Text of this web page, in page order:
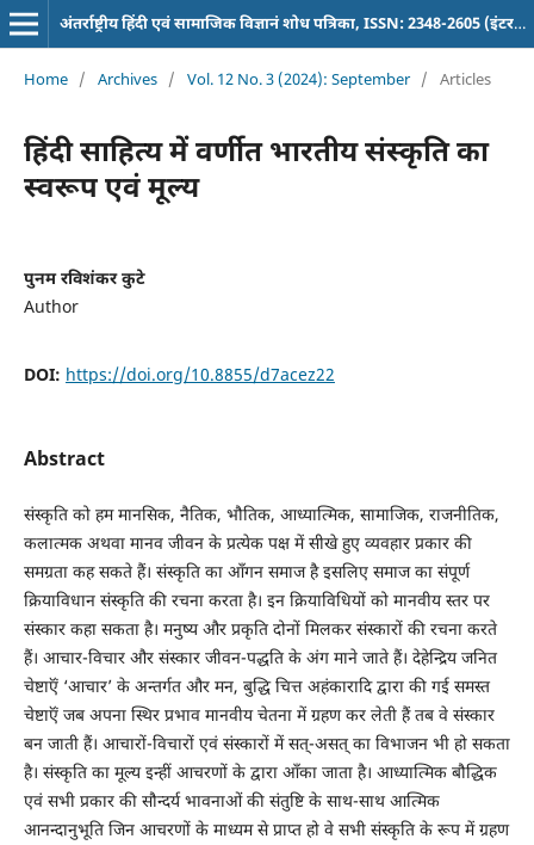
अंतर्राष्ट्रीय हिंदी एवं सामाजिक विज्ञानं शोध पत्रिका, ISSN: 2348-2605 (इंटरनेशनल पत्रिका)
Home / Archives / Vol. 12 No. 3 (2024): September / Articles
हिंदी साहित्य में वर्णीत भारतीय संस्कृति का
स्वरूप एवं मूल्य
पुनम रविशंकर कुटे
Author
DOI: https://doi.org/10.8855/d7acez22
Abstract
संस्कृति को हम मानसिक, नैतिक, भौतिक, आध्यात्मिक, सामाजिक, राजनीतिक,
कलात्मक अथवा मानव जीवन के प्रत्येक पक्ष में सीखे हुए व्यवहार प्रकार की
समग्रता कह सकते हैं। संस्कृति का आँगन समाज है इसलिए समाज का संपूर्ण
क्रियाविधान संस्कृति की रचना करता है। इन क्रियाविधियों को मानवीय स्तर पर
संस्कार कहा सकता है। मनुष्य और प्रकृति दोनों मिलकर संस्कारों की रचना करते
हैं। आचार-विचार और संस्कार जीवन-पद्धति के अंग माने जाते हैं। देहेन्द्रिय जनित
चेष्टाऍं ‘आचार’ के अन्तर्गत और मन, बुद्धि चित्त अहंकारादि द्वारा की गई समस्त
चेष्टाऍं जब अपना स्थिर प्रभाव मानवीय चेतना में ग्रहण कर लेती हैं तब वे संस्कार
बन जाती हैं। आचारों-विचारों एवं संस्कारों में सत्-असत् का विभाजन भी हो सकता
है। संस्कृति का मूल्य इन्हीं आचरणों के द्वारा आँका जाता है। आध्यात्मिक बौद्धिक
एवं सभी प्रकार की सौन्दर्य भावनाओं की संतुष्टि के साथ-साथ आत्मिक
आनन्दानुभूति जिन आचरणों के माध्यम से प्राप्त हो वे सभी संस्कृति के रूप में ग्रहण